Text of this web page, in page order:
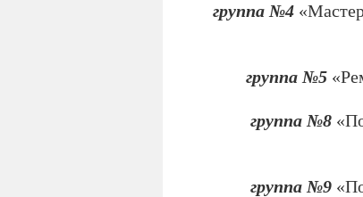
группа №4
группа №5
группа №8
группа №9